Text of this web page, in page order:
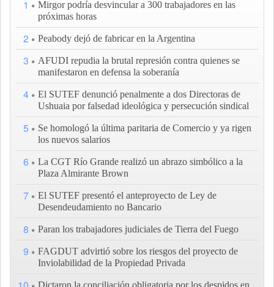
1
Mirgor podría desvincular a 300 trabajadores en las
próximas horas
2 Peabody dejó de fabricar en la Argentina
3
AFUDI repudia la brutal represión contra quienes se
manifestaron en defensa la soberanía
4
El SUTEF denunció penalmente a dos Directoras de
Ushuaia por falsedad ideológica y persecución sindical
5
Se homologó la última paritaria de Comercio y ya rigen
los nuevos salarios
6
La CGT Río Grande realizó un abrazo simbólico a la
Plaza Almirante Brown
7
El SUTEF presentó el anteproyecto de Ley de
Desendeudamiento no Bancario
8 Paran los trabajadores judiciales de Tierra del Fuego
9
FAGDUT advirtió sobre los riesgos del proyecto de
Inviolabilidad de la Propiedad Privada